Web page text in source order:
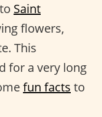
Saint
flowers,
This
for a very long
fun facts to